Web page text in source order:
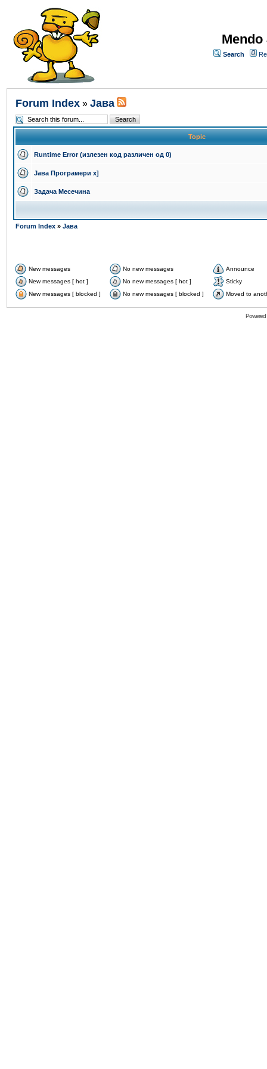
Search
Forum Index » Јава
Topic
Runtime Error (излезен код различен од 0)
Јава Програмери x]
Задача Месечина
Forum Index » Јава
New messages No new messages
Announce
New messages [ hot ]
No new messages [ hot ]
Sticky
New messages [ blocked ]
No new messages [ blocked ] Moved to